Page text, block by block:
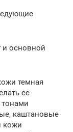
и основной
темная
ее
каштановые
кожи